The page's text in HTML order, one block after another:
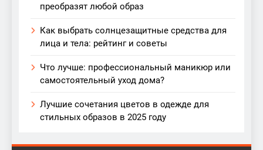
преобразят любой образ
Как выбрать солнцезащитные средства для
лица и тела: рейтинг и советы
Что лучше: профессиональный маникюр или
самостоятельный уход дома?
Лучшие сочетания цветов в одежде для
стильных образов в 2025 году